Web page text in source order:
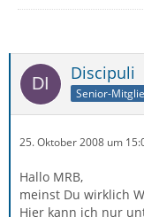
Discipuli
Senior-
25. Oktober 2008 um
Hallo MRB,
meinst Du wirklich
Hier kann ich nur